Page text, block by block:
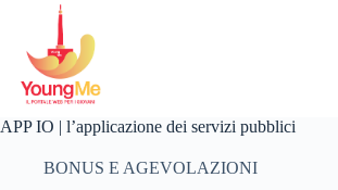
contenuto
APP IO | l’applicazione dei servizi pubblici
BONUS E AGEVOLAZIONI